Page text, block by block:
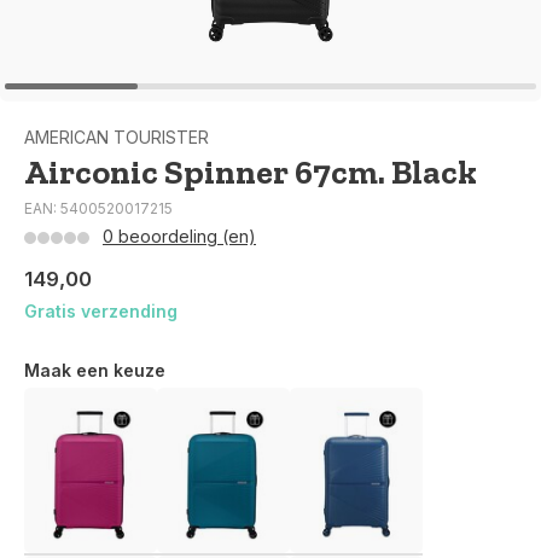
AMERICAN TOURISTER
Airconic Spinner 67cm. Black
EAN: 5400520017215
0 beoordeling (en)
149,00
Gratis verzending
Maak een keuze